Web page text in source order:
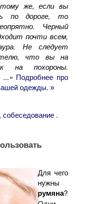
же, если вы
по дороге, то
Черный
почти всем,
Не следует
что вы на
на похороны.
...» Подробнее про
одежды. »
собеседование.
Для чего
нужны
румяна?